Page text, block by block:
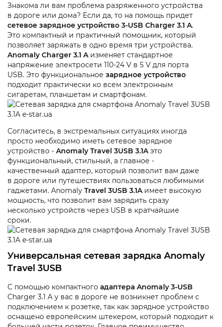
Знакома ли вам проблема разряженного устройства
в дороге или дома? Если да, то на помощь придет
сетевое зарядное устройство 3-USB Charger 3.1 A.
Это компактный и практичный помощник, который
позволяет заряжать в одно время три устройства.
Anomaly Charger 3.1 A изменяет стандартное
напряжение электросети 110-24 V в 5 V для порта
USB. Это функциональное зарядное устройство
подходит практически ко всем электронным
сигаретам, планшетам и смартфонам.
Согласитесь, в экстремальных ситуациях иногда
просто необходимо иметь сетевое зарядное
устройство - Anomaly Travel 3USB 3.1A это
функциональный, стильный, а главное -
качественный адаптер, который позволит вам даже
в дороге или путешествиях пользоваться любимыми
гаджетами. Anomaly Travel 3USB 3.1A имеет высокую
мощность, что позволит вам зарядить сразу
несколько устройств через USB в кратчайшие
сроки.
Универсальная сетевая зарядка Anomaly
Travel 3USB
С помощью компактного адаптера Anomaly 3-USB
Charger 3.1 A у вас в дороге не возникнет проблем с
подключением к розетке, так как зарядное устройство
оснащено европейским штекером, который подходит к